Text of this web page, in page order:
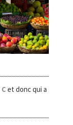
Cet donc qui a